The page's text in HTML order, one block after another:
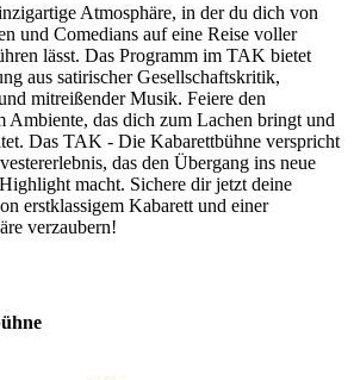
Atmosphäre, in der du dich von
und Comedians auf eine Reise voller
lässt. Das Programm im TAK bietet
aus satirischer Gesellschaftskritik,
mitreißender Musik. Feiere den
Ambiente, das dich zum Lachen bringt und
Das TAK - Die Kabarettbühne verspricht
das den Übergang ins neue
macht. Sichere dir jetzt deine
erstklassigem Kabarett und einer
verzaubern!